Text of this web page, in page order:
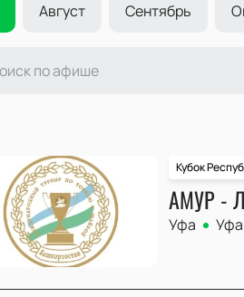
Август Сентябрь
Кубок
АМУР -
Уфа